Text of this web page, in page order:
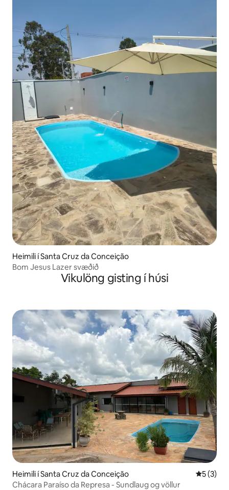
Heimili í Santa Cruz da Conceição
Bom Jesus Lazer svæðið
Vikulöng gisting í húsi
Heimili í Santa Cruz da Conceição 5 af 5 í
5 (3)
Chácara Paraíso da Represa - Sundlaug og völlur